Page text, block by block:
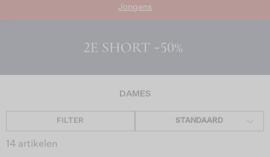
Jongens
DAMES
FILTER STANDAARD
14 artikelen